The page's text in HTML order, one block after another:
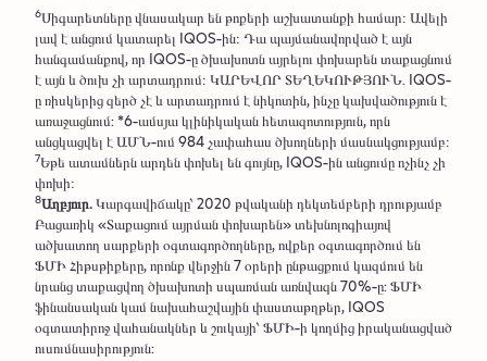
6Սիգարետները վնասակար են թոքերի աշխատանքի համար։ Ավելի
լավ է անցում կատարել IQOS-ին։ Դա պայմանավորված է այն
հանգամանքով, որ IQOS-ը ծխախոտն այրելու փոխարեն տաքացնում
է այն և ծուխ չի արտադրում։ ԿԱՐԵՎՈՐ ՏԵՂԵԿՈՒԹՅՈՒՆ. IQOS-
ը ռիսկերից զերծ չէ և արտադրում է նիկոտին, ինչը կախվածություն է
առաջացնում: *6-ամսյա կլինիկական հետազոտություն, որն
անցկացվել է ԱՄՆ-ում 984 չափահաս ծխողների մասնակցությամբ։
7Եթե ատամներն արդեն փոխել են գույնը, IQOS-ին անցումը ոչինչ չի
փոխի։
8Աղբյուր.Կարգավիճակը՝ 2020 թվականի դեկտեմբերի դրությամբ
Բացառիկ «Տաքացում այրման փոխարեն» տեխնոլոգիայով
ածխատող սարքերի օգտագործողները, ովքեր օգտագործում են
ՖՄԻ Հիթսթիքերը, որոնք վերջին 7 օրերի ընթացքում կազմում են
նրանց տաքացվող ծխախոտի սպառման առնվազն 70%-ը: ՖՄԻ
ֆինանսական կամ նախահաշվային փաստաթղթեր, IQOS
օգտատիրոջ վահանակներ և շուկայի՝ ՖՄԻ-ի կողմից իրականացված
ուսումնասիրություն: